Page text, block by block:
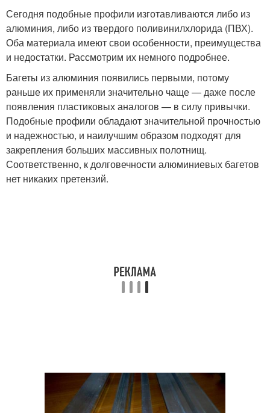
Сегодня подобные профили изготавливаются либо из
алюминия, либо из твердого поливинилхлорида (ПВХ).
Оба материала имеют свои особенности, преимущества
и недостатки. Рассмотрим их немного подробнее.
Багеты из алюминия появились первыми, потому
раньше их применяли значительно чаще — даже после
появления пластиковых аналогов — в силу привычки.
Подобные профили обладают значительной прочностью
и надежностью, и наилучшим образом подходят для
закрепления больших массивных полотнищ.
Соответственно, к долговечности алюминиевых багетов
нет никаких претензий.